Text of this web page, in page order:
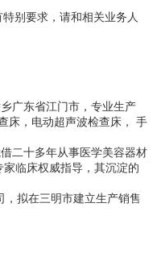
别要求，请和相关业务人
广东省江门市，专业生产
床，电动超声波检查床， 手
二十多年从事医学美容器材
临床权威指导，其沉淀的
，拟在三明市建立生产销售